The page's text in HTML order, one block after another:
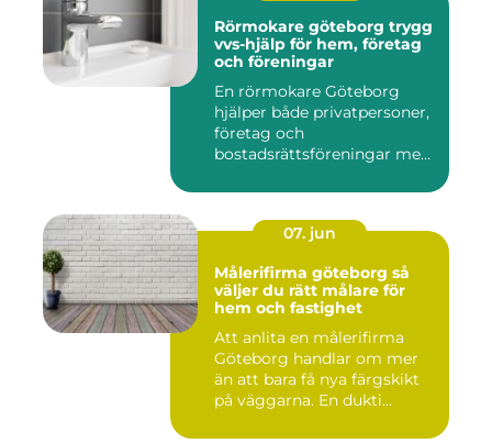
Rörmokare göteborg trygg
vvs-hjälp för hem, företag
och föreningar
En rörmokare Göteborg
hjälper både privatpersoner,
företag och
bostadsrättsföreningar med
07. jun
Målerifirma göteborg så
väljer du rätt målare för
hem och fastighet
Att anlita en målerifirma
Göteborg handlar om mer
än att bara få nya färgskikt
på väggarna. En dukti...